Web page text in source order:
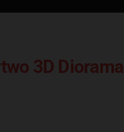
3D Diorama